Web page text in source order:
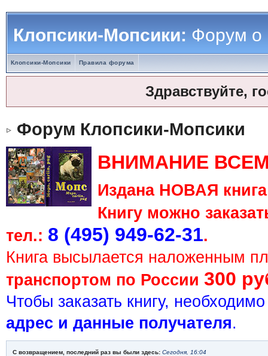
Клопсики-Мопсики:Форум о
Клопсики-Мопсики Правила форума
Здравствуйте,
Форум Клопсики-Мопсики
ВНИМАНИЕ
Издана НОВАЯ
Книгу можно
тел.: 8 (495) 949-62-31.
Книга высылается наложенным
транспортом по России 300
Чтобы заказать книгу,
адрес и данные получателя.
С возвращением, последний раз вы были здесь: Сегодня, 16:04